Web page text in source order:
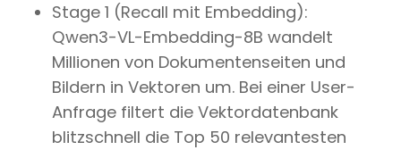
Stage 1 (Recall mit Embedding):
Qwen3-VL-Embedding-8B wandelt
Millionen von Dokumentenseiten und
Bildern in Vektoren um. Bei einer User-
Anfrage filtert die Vektordatenbank
blitzschnell die Top 50 relevantesten